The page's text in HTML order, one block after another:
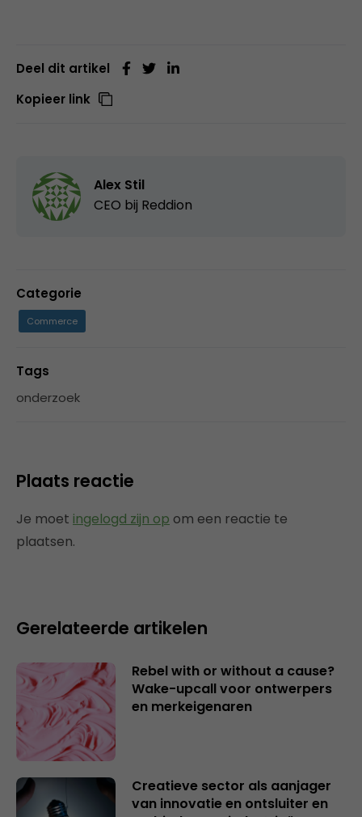
Deel dit artikel
Kopieer link
Alex Stil
CEO bij Reddion
Categorie
Commerce
Tags
onderzoek
Plaats reactie
Je moet ingelogd zijn op om een reactie te
plaatsen.
Gerelateerde artikelen
Rebel with or without a cause?
Wake-upcall voor ontwerpers
en merkeigenaren
Creatieve sector als aanjager
van innovatie en ontsluiter en